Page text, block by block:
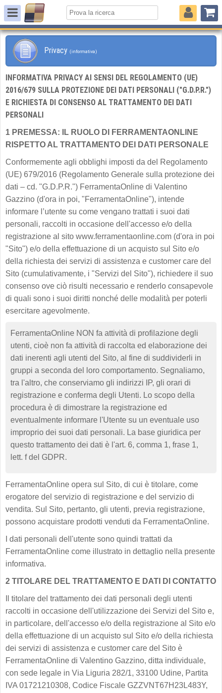
Privacy (informativa)
INFORMATIVA PRIVACY AI SENSI DEL REGOLAMENTO (UE)
2016/679 SULLA PROTEZIONE DEI DATI PERSONALI ("G.D.P.R.")
E RICHIESTA DI CONSENSO AL TRATTAMENTO DEI DATI
PERSONALI
1 PREMESSA: IL RUOLO DI FERRAMENTAONLINE
RISPETTO AL TRATTAMENTO DEI DATI PERSONALE
Conformemente agli obblighi imposti da del Regolamento
(UE) 679/2016 (Regolamento Generale sulla protezione dei
dati – cd. "G.D.P.R.") FerramentaOnline di Valentino
Gazzino (d'ora in poi, "FerramentaOnline"), intende
informare l’utente su come vengano trattati i suoi dati
personali, raccolti in occasione dell'accesso e/o della
registrazione al sito www.ferramentaonline.com (d'ora in poi
"Sito") e/o della effettuazione di un acquisto sul Sito e/o
della richiesta dei servizi di assistenza e customer care del
Sito (cumulativamente, i "Servizi del Sito"), richiedere il suo
consenso ove ciò risulti necessario e renderlo consapevole
di quali sono i suoi diritti nonché delle modalità per poterli
esercitare agevolmente.
FerramentaOnline NON fa attività di profilazione degli
utenti, cioè non fa attività di raccolta ed elaborazione dei
dati inerenti agli utenti del Sito, al fine di suddividerli in
gruppi a seconda del loro comportamento. Segnaliamo,
tra l'altro, che conserviamo gli indirizzi IP, gli orari di
registrazione e conferma degli Utenti. Lo scopo della
procedura è di dimostrare la registrazione ed
eventualmente informare l'Utente su un eventuale uso
improprio dei suoi dati personali. La base giuridica per
questo trattamento dei dati è l'art. 6, comma 1, frase 1,
lett. f del GDPR.
FerramentaOnline opera sul Sito, di cui è titolare, come
erogatore del servizio di registrazione e del servizio di
vendita. Sul Sito, pertanto, gli utenti, previa registrazione,
possono acquistare prodotti venduti da FerramentaOnline.
I dati personali dell'utente sono quindi trattati da
FerramentaOnline come illustrato in dettaglio nella presente
informativa.
2 TITOLARE DEL TRATTAMENTO E DATI DI CONTATTO
Il titolare del trattamento dei dati personali degli utenti
raccolti in occasione dell'utilizzazione dei Servizi del Sito e,
in particolare, dell'accesso e/o della registrazione al Sito e/o
della effettuazione di un acquisto sul Sito e/o della richiesta
dei servizi di assistenza e customer care del Sito è
FerramentaOnline di Valentino Gazzino, ditta individuale,
con sede legale in Via Liguria 282/1, 33100 Udine, Partita
IVA 01721210308, Codice Fiscale GZZVNT67H23L483Y,